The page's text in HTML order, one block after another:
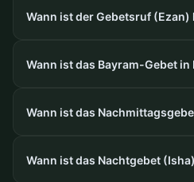
Wann ist der Gebetsruf (Ezan)
Wann ist das Bayram-Gebet in
Wann ist das
Wann ist das Nachtgebet